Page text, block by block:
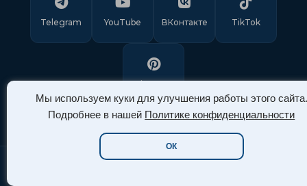
Мы используем куки для улучшения работы этого сайта.
Подробнее в нашей Политике конфиденциальности
ОК
Telegram YouTube ВКонтакте TikTok
Pinterest